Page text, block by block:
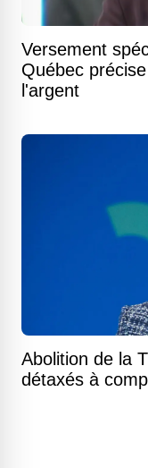
Versement
Québec
l'argent
Abolition de la
détaxés à